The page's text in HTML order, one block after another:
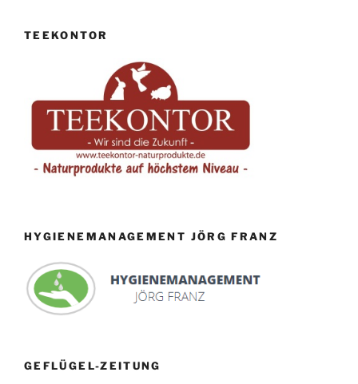
TEEKONTOR
HYGIENEMANAGEMENT JÖRG FRANZ
GEFLÜGEL-ZEITUNG